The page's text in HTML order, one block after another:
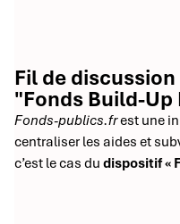
Fil de
"Fonds Build-
Fonds-publics.frest une
centraliser les aides et
c’est le cas du dispositif «